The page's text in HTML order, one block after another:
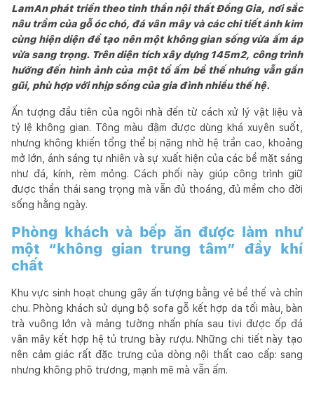
tế cho khách hàng.  Chúng tôi cam kết mang lại những giá
trị về mặt giải pháp tối ưu không gian, vật liệu thân thiện
và tiết kiệm, phù hợp với nhu cầu cụ thể của từng khách
hàng.
Chúng tôi đặt  khách hàng và người sử dụng là đối tượng
những sản phẩm công trình không chỉ tuyệt vời và độ bền
cao mà còn là tác phẩm kiến trúc  nghệ thuật, mang tính
thời đại .
LamAn phát triển theo tinh thần nội thất Đồng Gia, nơi sắc
nâu trầm của gỗ óc chó, đá vân mây và các chi tiết ánh kim
cùng hiện diện để tạo nên một không gian sống vừa ấm áp
vừa sang trọng. Trên diện tích xây dựng 145m2, công trình
hướng đến hình ảnh của một tổ ấm bề thế nhưng vẫn gần
gũi, phù hợp với nhịp sống của gia đình nhiều thế hệ.
Ấn tượng đầu tiên của ngôi nhà đến từ cách xử lý vật liệu và
tỷ lệ không gian. Tông màu đậm được dùng khá xuyên suốt,
nhưng không khiến tổng thể bị nặng nhờ hệ trần cao, khoảng
mở lớn, ánh sáng tự nhiên và sự xuất hiện của các bề mặt sáng
như đá, kính, rèm mỏng. Cách phối này giúp công trình giữ
được thần thái sang trọng mà vẫn đủ thoáng, đủ mềm cho đời
sống hằng ngày.
Phòng khách và bếp ăn được làm như
một “không gian trung tâm” đầy khí
chất
Khu vực sinh hoạt chung gây ấn tượng bằng vẻ bề thế và chỉn
chu. Phòng khách sử dụng bộ sofa gỗ kết hợp da tối màu, bàn
trà vuông lớn và mảng tường nhấn phía sau tivi được ốp đá
vân mây kết hợp hệ tủ trưng bày rượu. Những chi tiết này tạo
nên cảm giác rất đặc trưng của dòng nội thất cao cấp: sang
nhưng không phô trương, mạnh mẽ mà vẫn ấm.